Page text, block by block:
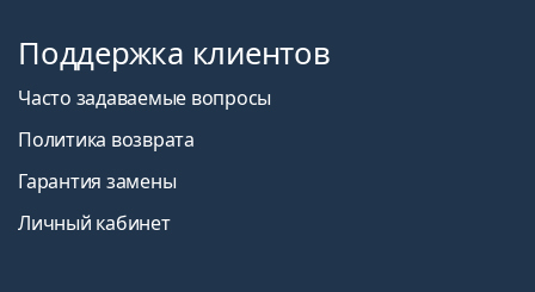
Покупатели, купившие эти линзы, также купили
ReNu MultiPlus 360 мл с контейнером
Это медицинское изделие. Перед использованием
прочтите инструкцию.
Поддержка клиентов
Часто задаваемые вопросы
Политика возврата
Гарантия замены
Личный кабинет